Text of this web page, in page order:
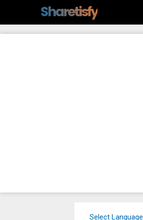
Sharetisfy
Select Language